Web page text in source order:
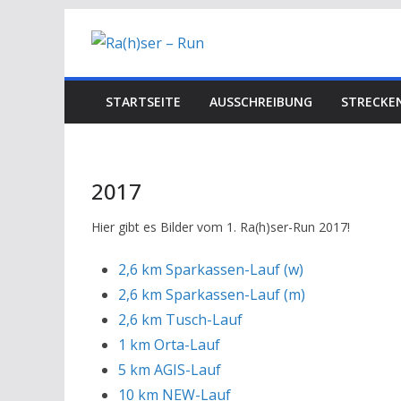
Inhalt
STARTSEITE AUSSCHREIBUNG
2017
Hier gibt es Bilder vom 1. Ra(h)ser-Run 2017!
2,6 km Sparkassen-Lauf (w)
2,6 km Sparkassen-Lauf (m)
2,6 km Tusch-Lauf
1 km Orta-Lauf
5 km AGIS-Lauf
10 km NEW-Lauf